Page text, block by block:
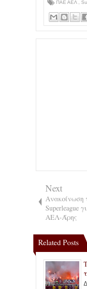
ΠΑΕ ΑΕΛ
Next
Ανακοίνωση
Superleague
ΑΕΛ-Άρης
Related Posts